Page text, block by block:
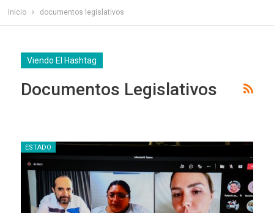
Inicio documentos legislativos
Viendo El Hashtag
Documentos Legislativos
ESTADO